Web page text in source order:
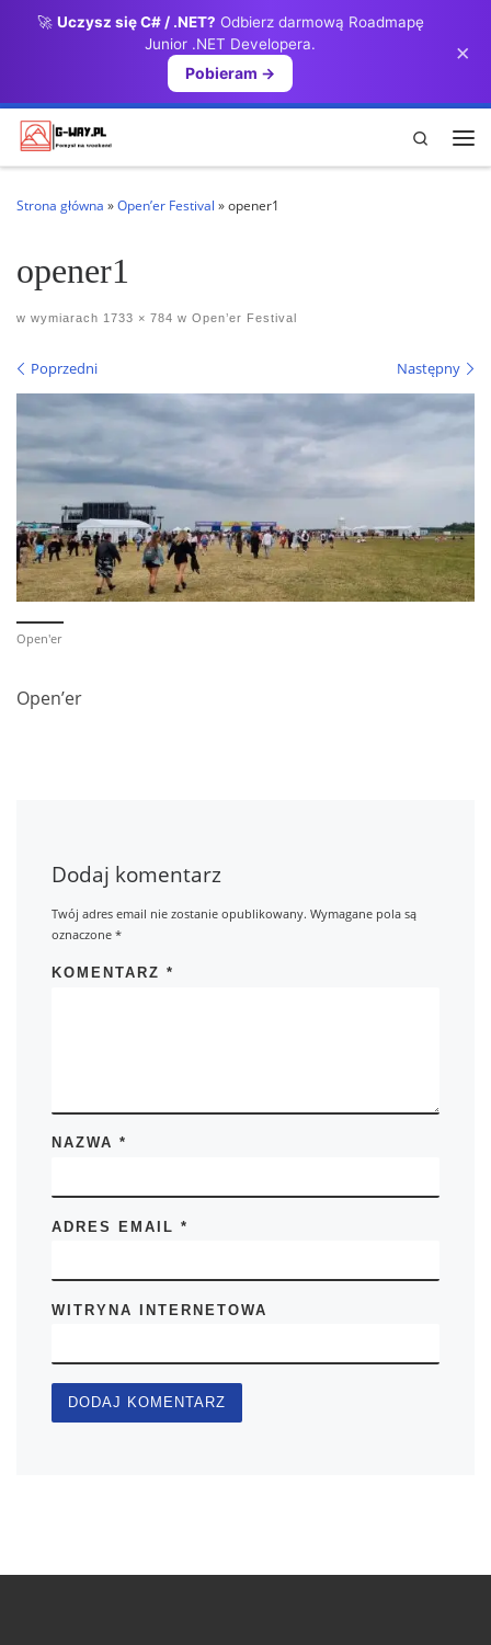
🚀 Uczysz się C# / .NET? Odbierz darmową Roadmapę
Junior .NET Developera.
Pobieram →
×
Przejdź do treści
Search
Strona główna »Open’er Festival »opener1
opener1
w wymiarach 1733 × 784 w Open’er Festival
Nawigacja po obrazach
Poprzedni Następny
Open'er
Open’er
Dodaj komentarz
Twój adres email nie zostanie opublikowany. Wymagane pola są
oznaczone*
KOMENTARZ*
NAZWA*
ADRES EMAIL*
WITRYNA INTERNETOWA